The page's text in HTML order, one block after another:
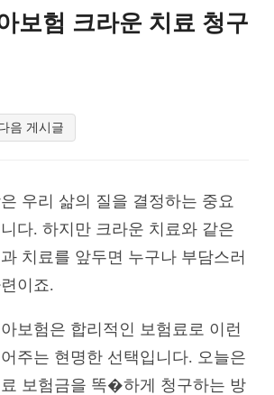
보험 크라운 치료 청구
음 게시글
우리 삶의 질을 결정하는 중요
다. 하지만 크라운 치료와 같은
치료를 앞두면 누구나 부담스러
이죠.
보험은 합리적인 보험료로 이런
주는 현명한 선택입니다. 오늘은
보험금을 똑�하게 청구하는 방